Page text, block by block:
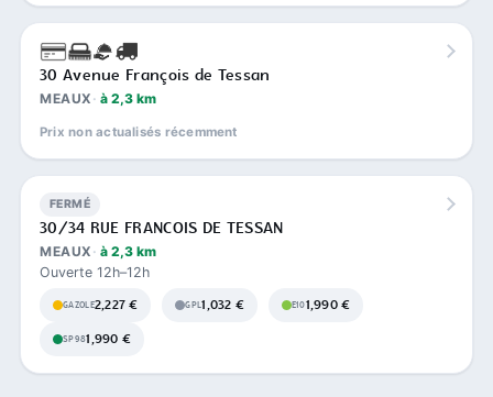
30 Avenue François de Tessan
MEAUX à 2,3 km
Prix non actualisés récemment
FERMÉ
30/34 RUE FRANCOIS DE TESSAN
MEAUX à 2,3 km
Ouverte 12h–12h
GAZOLE2,227 € GPL1,032 € E101,990 €
SP981,990 €